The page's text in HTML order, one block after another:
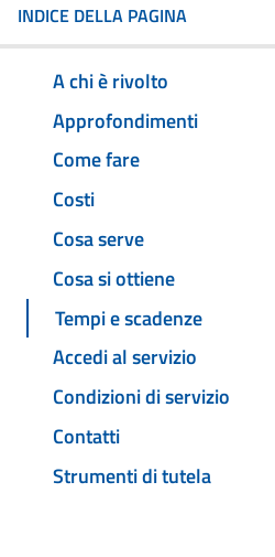
INDICE DELLA PAGINA
A chi è rivolto
Approfondimenti
Come fare
Costi
Cosa serve
Cosa si ottiene
Tempi e scadenze
Accedi al servizio
Condizioni di servizio
Contatti
Strumenti di tutela